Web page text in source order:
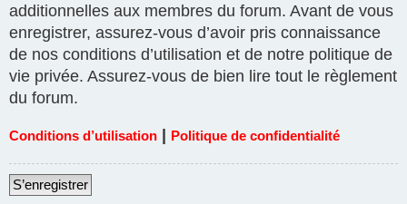
additionnelles aux membres du forum. Avant de vous
enregistrer, assurez-vous d’avoir pris connaissance
de nos conditions d’utilisation et de notre politique de
vie privée. Assurez-vous de bien lire tout le règlement
du forum.
Conditions d’utilisation Politique de confidentialité
S’enregistrer